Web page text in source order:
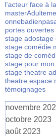
developpement
l'acteur face à
masterAdulte
portes ouvertes
stage adostage
stage comédie
stage de
stage pour
stage theatre ado
theatre espace
témoignages
novembre 2025